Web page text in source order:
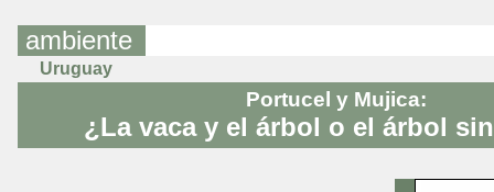
ambiente
Uruguay
Portucel y Mujica:
¿La vaca y el árbol o el árbol